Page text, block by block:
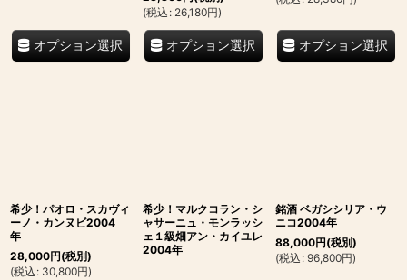
オプション選択
(税込 : 26,180円)
オプション選択 オプション選択
希少！パオロ・スカヴィ
ーノ・カンヌビ2004
年
28,000円(税別)
(税込 : 30,800円)
希少！マルクコラン・シ
ャサーニュ・モンラッシ
ェ１級畑アン・カイユレ
2004年
銘酒 ベガシシリア・ウ
ニコ2004年
88,000円(税別)
(税込 : 96,800円)